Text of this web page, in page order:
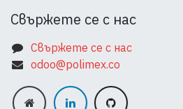
Свържете се с нас
Свържете се​ с нас
odoo@polime​x.co